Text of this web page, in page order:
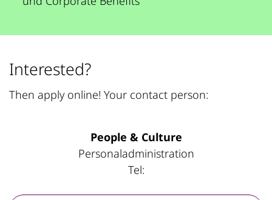
Interested?
Then apply online! Your contact person:
People & Culture
Personaladministration
Tel: